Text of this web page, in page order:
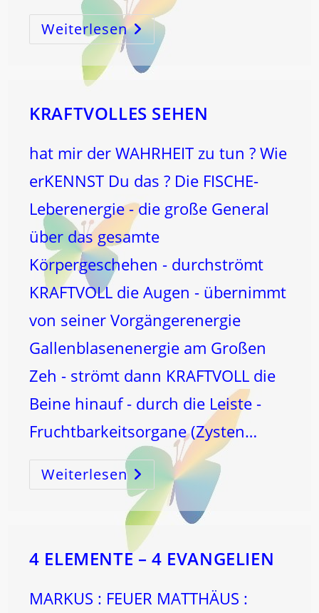
Weiterlesen5
SCHLÜSSELZAHL
Für
Den
Zahlenreigen
Leben!
KRAFTVOLLES SEHEN
hat mir der WAHRHEIT zu tun ? Wie
erKENNST Du das ? Die FISCHE-
Leberenergie - die große General
über das gesamte
Körpergeschehen - durchströmt
KRAFTVOLL die Augen - übernimmt
von seiner Vorgängerenergie
Gallenblasenenergie am Großen
Zeh - strömt dann KRAFTVOLL die
Beine hinauf - durch die Leiste -
Fruchtbarkeitsorgane (Zysten…
WeiterlesenKRAFTVOLLES
SEHEN
4 ELEMENTE – 4 EVANGELIEN
MARKUS : FEUER MATTHÄUS :